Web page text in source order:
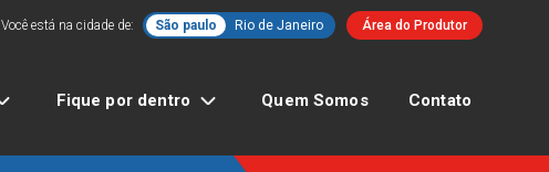
Você está na cidade de: São paulo Rio de Janeiro Área do Produtor
Fique por dentro Quem Somos Contato